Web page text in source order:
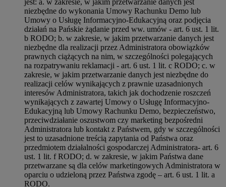
niezbędne do wykonania Umowy Rachunku Demo lub
Umowy o Usługę Informacyjno-Edukacyjną oraz podjęcia
działań na Pańskie żądanie przed ww. umów - art. 6 ust. 1 lit.
b RODO; b. w zakresie, w jakim przetwarzanie danych jest
niezbędne dla realizacji przez Administratora obowiązków
prawnych ciążących na nim, w szczególności polegających
na rozpatrywaniu reklamacji - art. 6 ust. 1 lit. c RODO; c. w
zakresie, w jakim przetwarzanie danych jest niezbędne do
realizacji celów wynikających z prawnie uzasadnionych
interesów Administratora, takich jak dochodzenie roszczeń
wynikających z zawartej Umowy o Usługę Informacyjno-
Edukacyjną lub Umowy Rachunku Demo, bezpieczeństwo,
przeciwdziałanie oszustwom czy marketing bezpośredni
Administratora lub kontakt z Państwem, gdy w szczególności
jest to uzasadnione treścią zapytania od Państwa oraz
przedmiotem działalności gospodarczej Administratora- art. 6
ust. 1 lit. f RODO; d. w zakresie, w jakim Państwa dane
przetwarzane są dla celów marketingowych Administratora w
oparciu o udzieloną przez Państwa zgodę – art. 6 ust. 1 lit. a
RODO.